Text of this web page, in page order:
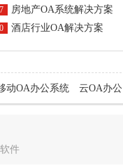
房地产OA系统解决方案
酒店行业OA解决方案
动OA办公系统 云OA办公
件